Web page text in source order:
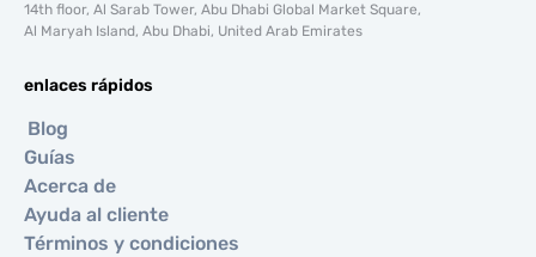
14th floor, Al Sarab Tower, Abu Dhabi Global Market Square,
Al Maryah Island, Abu Dhabi, United Arab Emirates
enlaces rápidos
Blog
Guías
Acerca de
Ayuda al cliente
Términos y condiciones